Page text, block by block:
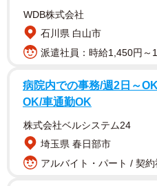
組み。トイレの個室内部の壁
みだ。トイレを管理している
「感謝」をテーマに続けてき
愛知県など全国6店舗で展開
る。
WDB株式会社
石川県 白山市
派遣社員：時給1,450円～
病院内での事務/週2日～
OK/車通勤OK
株式会社ベルシステム24
埼玉県 春日部市
アルバイト・パート / 契